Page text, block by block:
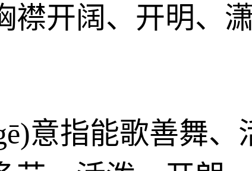
襟开阔、开明、
意指能歌善舞、